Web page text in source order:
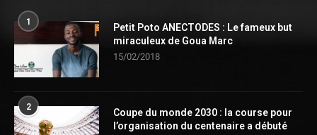
1
Petit Poto ANECTODES : Le fameux but
miraculeux de Goua Marc
15/02/2018
2
Coupe du monde 2030 : la course pour
l’organisation du centenaire a débuté